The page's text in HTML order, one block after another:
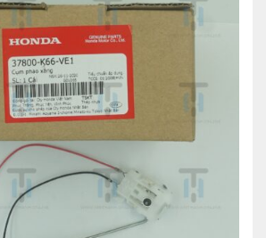
sản phẩm nào trong giỏ hàng